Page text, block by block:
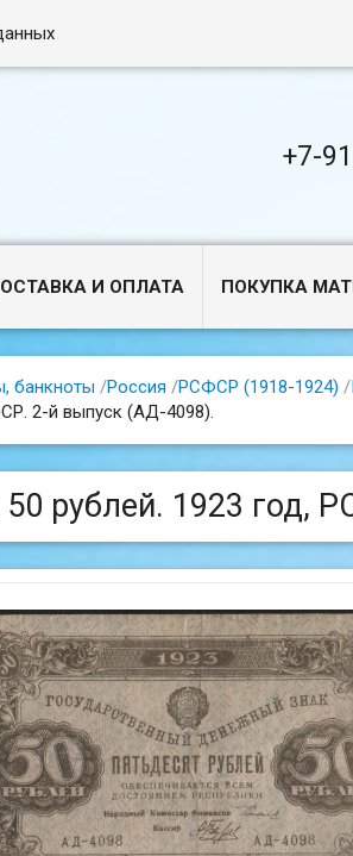
+7-
И ОПЛАТА ПОКУПКА
банкноты /Россия /РСФСР (1918-1924) /
2-й выпуск (АД-4098).
50 рублей. 1923 год,